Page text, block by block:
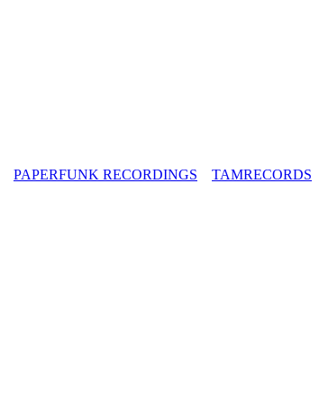
PAPERFUNK RECORDINGS TAMRECORDS